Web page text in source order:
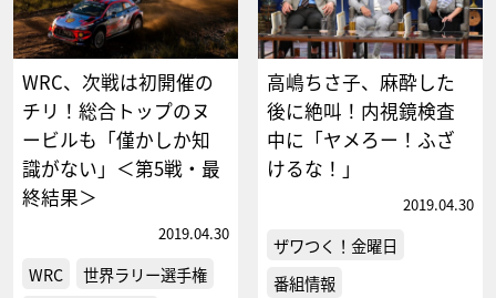
WRC、次戦は初開催の
チリ！総合トップのヌ
ービルも「僅かしか知
識がない」＜第5戦・最
終結果＞
2019.04.30
WRC
世界ラリー選手権
高嶋ちさ子、麻酔した
後に絶叫！内視鏡検査
中に「ヤメろー！ふざ
けるな！」
2019.04.30
ザワつく！金曜日
番組情報